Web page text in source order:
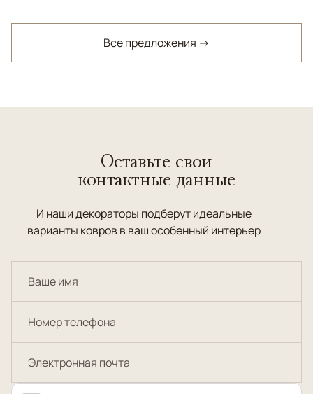
Все предложения →
Оставьте свои
контактные данные
И наши декораторы подберут идеальные
варианты ковров в ваш особенный интерьер